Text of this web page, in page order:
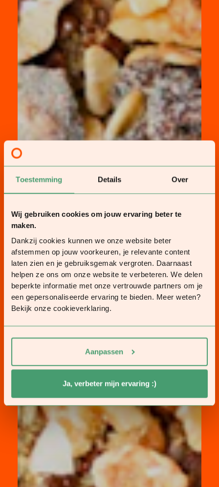
Toestemming Details Over
Wij gebruiken cookies om jouw ervaring beter te
maken.
Dankzij cookies kunnen we onze website beter
afstemmen op jouw voorkeuren, je relevante content
laten zien en je gebruiksgemak vergroten. Daarnaast
helpen ze ons om onze website te verbeteren. We delen
beperkte informatie met onze vertrouwde partners om je
een gepersonaliseerde ervaring te bieden. Meer weten?
Bekijk onze cookieverklaring.
Aanpassen
Ja, verbeter mijn ervaring :)